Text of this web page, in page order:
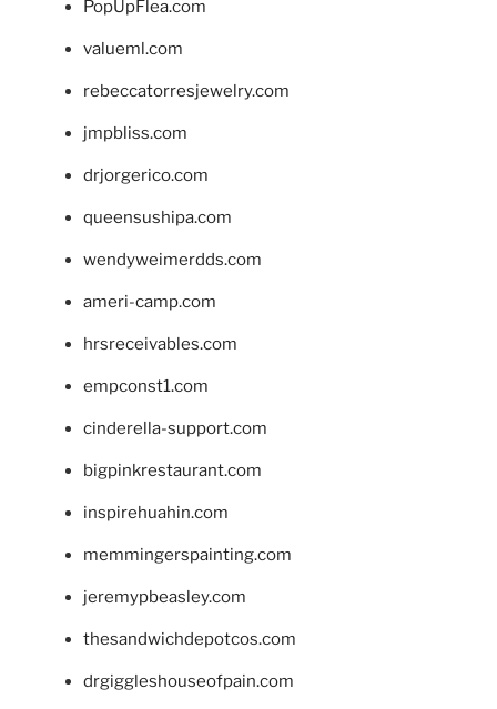
PopUpFlea.com
valueml.com
rebeccatorresjewelry.com
jmpbliss.com
drjorgerico.com
queensushipa.com
wendyweimerdds.com
ameri-camp.com
hrsreceivables.com
empconst1.com
cinderella-support.com
bigpinkrestaurant.com
inspirehuahin.com
memmingerspainting.com
jeremypbeasley.com
thesandwichdepotcos.com
drgiggleshouseofpain.com